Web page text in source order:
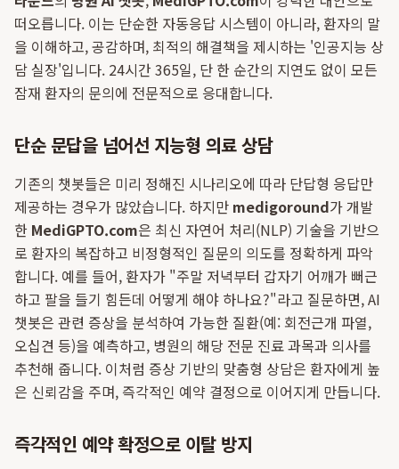
떠오릅니다. 이는 단순한 자동응답 시스템이 아니라, 환자의 말
을 이해하고, 공감하며, 최적의 해결책을 제시하는 '인공지능 상
담 실장'입니다. 24시간 365일, 단 한 순간의 지연도 없이 모든
잠재 환자의 문의에 전문적으로 응대합니다.
단순 문답을 넘어선 지능형 의료 상담
기존의 챗봇들은 미리 정해진 시나리오에 따라 단답형 응답만
제공하는 경우가 많았습니다. 하지만 medigoround가 개발
한 MediGPTO.com은 최신 자연어 처리(NLP) 기술을 기반으
로 환자의 복잡하고 비정형적인 질문의 의도를 정확하게 파악
합니다. 예를 들어, 환자가 "주말 저녁부터 갑자기 어깨가 뻐근
하고 팔을 들기 힘든데 어떻게 해야 하나요?"라고 질문하면, AI
챗봇은 관련 증상을 분석하여 가능한 질환(예: 회전근개 파열,
오십견 등)을 예측하고, 병원의 해당 전문 진료 과목과 의사를
추천해 줍니다. 이처럼 증상 기반의 맞춤형 상담은 환자에게 높
은 신뢰감을 주며, 즉각적인 예약 결정으로 이어지게 만듭니다.
즉각적인 예약 확정으로 이탈 방지